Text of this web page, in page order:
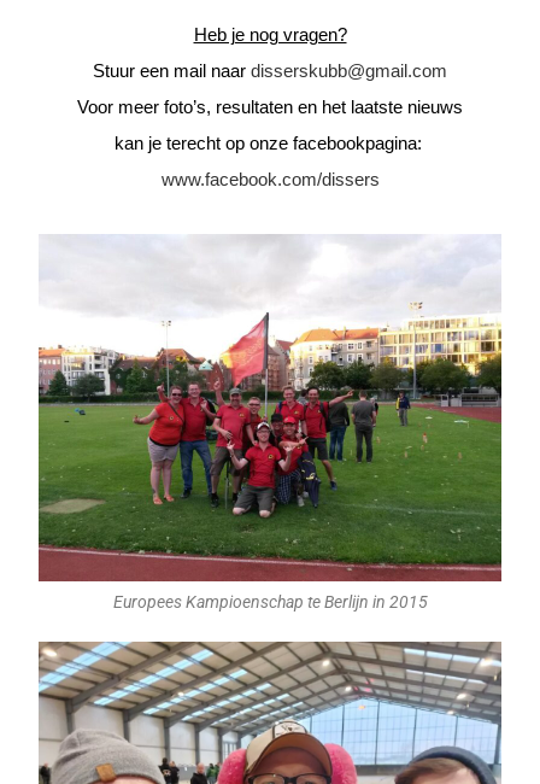
Heb je nog vragen?
Stuur een mail naar disserskubb@gmail.com
Voor meer foto’s, resultaten en het laatste nieuws
kan je terecht op onze facebookpagina:
www.facebook.com/dissers
Europees Kampioenschap te Berlijn in 2015